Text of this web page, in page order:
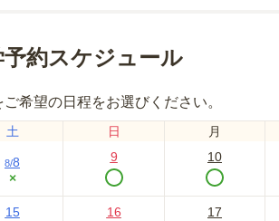
予約スケジュール
ご希望の日程をお選びください。
土 日 月
8/8
×
9 10
15 16 17